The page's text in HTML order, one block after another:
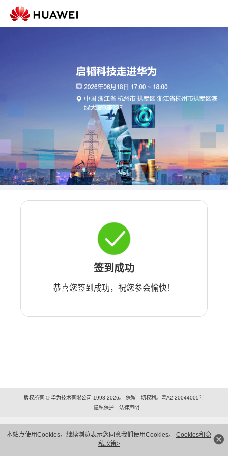
本站点使用Cookies，继续浏览表示您同意我们使用Cookies。 Cookies和隐
私政策>
签到成功
恭喜您签到成功，祝您参会愉快！
版权所有 © 华为技术有限公司 1998-2026。 保留一切权利。粤A2-20044005号
隐私保护
法律声明